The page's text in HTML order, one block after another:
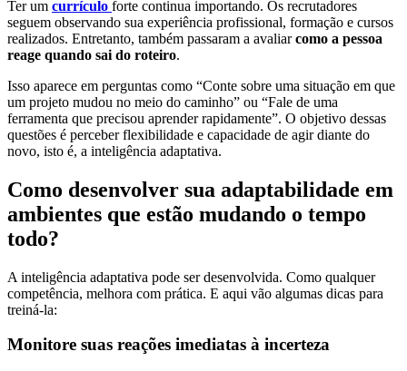
Ter um currículo forte continua importando. Os recrutadores
seguem observando sua experiência profissional, formação e cursos
realizados. Entretanto, também passaram a avaliarcomo a pessoa
reage quando sai do roteiro.
Isso aparece em perguntas como “Conte sobre uma situação em que
um projeto mudou no meio do caminho” ou “Fale de uma
ferramenta que precisou aprender rapidamente”. O objetivo dessas
questões é perceber flexibilidade e capacidade de agir diante do
novo, isto é, a inteligência adaptativa.
Como desenvolver sua adaptabilidade em
ambientes que estão mudando o tempo
todo?
A inteligência adaptativa pode ser desenvolvida. Como qualquer
competência, melhora com prática. E aqui vão algumas dicas para
treiná-la:
Monitore suas reações imediatas à incerteza